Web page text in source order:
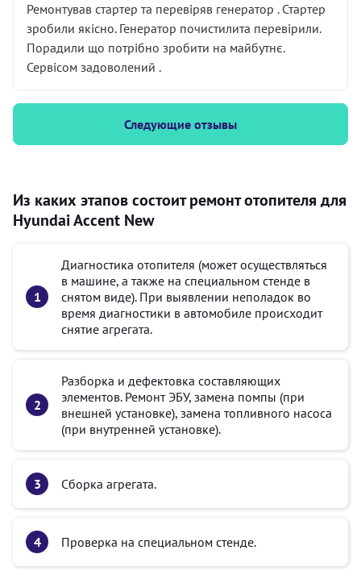
Ремонтував стартер та перевіряв генератор . Стартер
зробили якісно. Генератор почистилита перевірили.
Порадили що потрібно зробити на майбутнє.
Сервісом задоволений .
Следующие отзывы
Из каких этапов состоит ремонт отопителя для
Hyundai Accent New
Диагностика отопителя (может осуществляться
в машине, а также на специальном стенде в
снятом виде). При выявлении неполадок во
время диагностики в автомобиле происходит
снятие агрегата.
Разборка и дефектовка составляющих
элементов. Ремонт ЭБУ, замена помпы (при
внешней установке), замена топливного насоса
(при внутренней установке).
Сборка агрегата.
Проверка на специальном стенде.